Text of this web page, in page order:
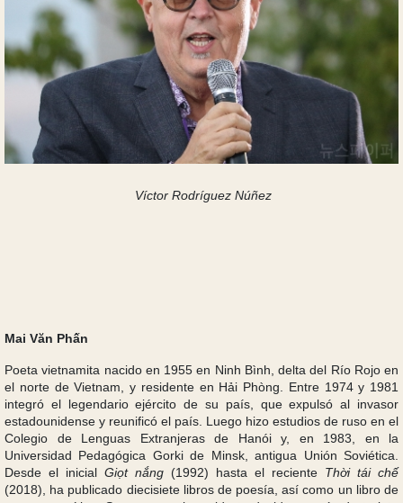
Víctor Rodríguez Núñez
Mai Văn Phấn
Poeta vietnamita nacido en 1955 en Ninh Bình, delta del Río Rojo en
el norte de Vietnam, y residente en Hải Phòng. Entre 1974 y 1981
integró el legendario ejército de su país, que expulsó al invasor
estadounidense y reunificó el país. Luego hizo estudios de ruso en el
Colegio de Lenguas Extranjeras de Hanói y, en 1983, en la
Universidad Pedagógica Gorki de Minsk, antigua Unión Soviética.
Desde el inicial Giọt nắng (1992) hasta el reciente Thời tái chế
(2018), ha publicado diecisiete libros de poesía, así como un libro de